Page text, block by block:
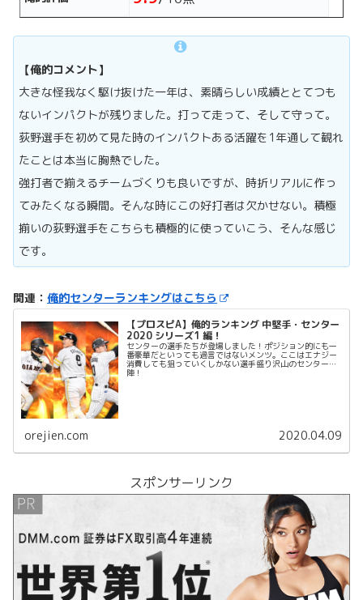
【俺的コメント】
大きな怪我なく駆け抜けた一年は、素晴らしい成績ととてつも
ないインパクトが残りました。打って走って、そして守って。
荻野選手を初めて見た時のインパクトある活躍を1年通して観れ
たことは本当に胸熱でした。
強打者で揃えるチームづくりも良いですが、時折リアルに作っ
てみたくなる瞬間。そんな時にこの好打者は欠かせない。積極
揃いの荻野選手をこちらも積極的に使っていこう、そんな感じ
です。
関連： 俺的センターランキングはこちら
【プロスピA】俺的ランキング 中堅手・センター
2020 シリーズ1 編！
センターの選手たちが登場しました！ポジション的にも一
番豪華だといっても過言ではないメンツ。ここはエナジー
消費しても狙っていくしかない選手盛り沢山のセンター
陣！
orejien.com 2020.04.09
スポンサーリンク